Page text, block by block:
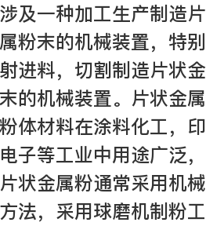
及一种加工生产制造片
粉末的机械装置，特别
进料，切割制造片状金
的机械装置。片状金属
体材料在涂料化工，印
子等工业中用途广泛，
状金属粉通常采用机械
法，采用球磨机制粉工